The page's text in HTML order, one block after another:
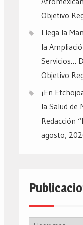
Objetivo
Llega la
la
Servicios…
Objetivo
¡En
la Salud de
Redacción
agosto,